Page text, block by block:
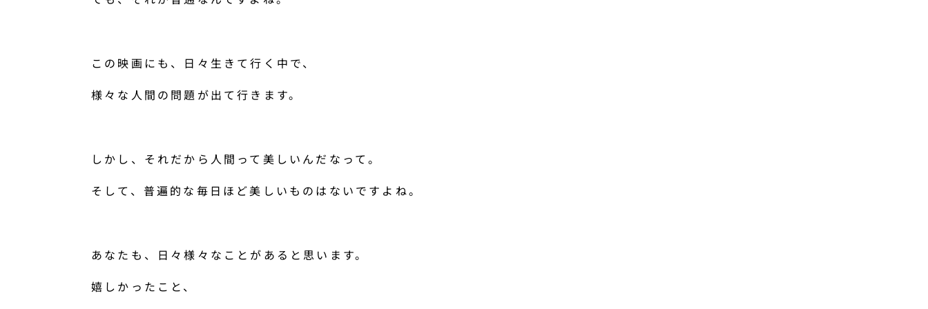
この映画にも、日々生きて行く中で、
様々な人間の問題が出て行きます。
しかし、それだから人間って美しいんだなって。
そして、普遍的な毎日ほど美しいものはないですよね。
あなたも、日々様々なことがあると思います。
嬉しかったこと、